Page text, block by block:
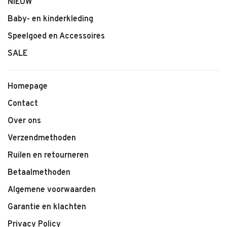
NIEUW
Baby- en kinderkleding
Speelgoed en Accessoires
SALE
Homepage
Contact
Over ons
Verzendmethoden
Ruilen en retourneren
Betaalmethoden
Algemene voorwaarden
Garantie en klachten
Privacy Policy